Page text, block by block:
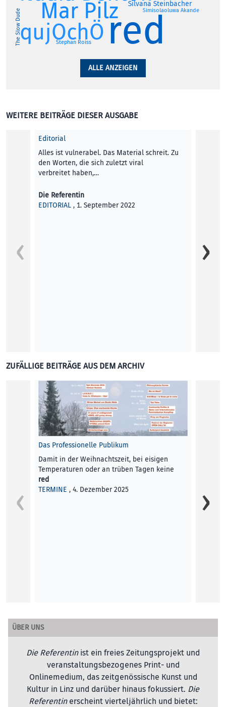
red
Mar Pilz
qujOchÖ
Silvana Steinbacher
Simisolaoluwa Akande
Stephan Roiss
The Slow Dude
ALLE ANZEIGEN
WEITERE BEITRÄGE DIESER AUSGABE
Editorial
Alles ist vulnerabel. Das Material schreit. Zu
den Worten, die sich zuletzt viral
verbreitet haben,…
Die Referentin
EDITORIAL , 1. September 2022
ZUFÄLLIGE BEITRÄGE AUS DEM ARCHIV
Das Professionelle Publikum
Damit in der Weihnachtszeit, bei eisigen
Temperaturen oder an trüben Tagen keine
red
TERMINE , 4. Dezember 2025
ÜBER UNS
Die Referentinist ein freies Zeitungsprojekt und
veranstaltungsbezogenes Print- und
Onlinemedium, das zeitgenössische Kunst und
Kultur in Linz und darüber hinaus fokussiert. Die
Referentinerscheint vierteljährlich und bietet: